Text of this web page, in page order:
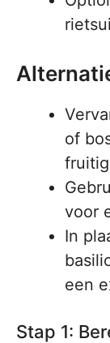
of
voor
In
een
Stap 1: